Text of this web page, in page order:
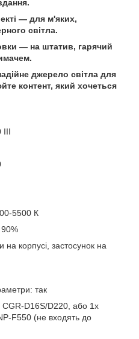
— для м'яких,
світла.
— на штатив, гарячий
джерело світла для
контент, який хочеться
III
5500 К
90%
корпусі, застосунок на
так
D16S/D220, або 1x
F550 (не входять до